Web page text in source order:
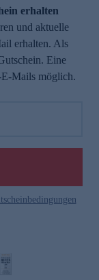
erhalten
und aktuelle
erhalten. Als
Eine
Mails möglich.